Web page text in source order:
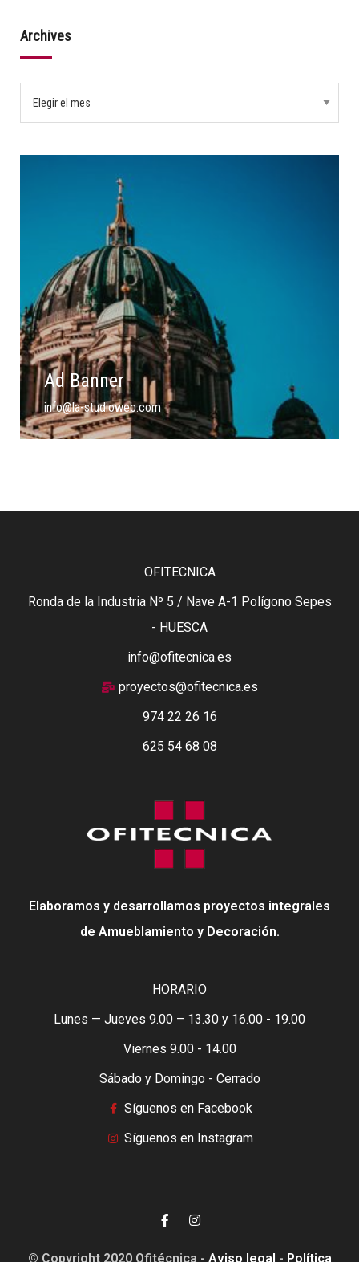
Archives
Ad Banner
info@la-studioweb.com
OFITECNICA
Ronda de la Industria Nº 5 / Nave A-1 Polígono Sepes
- HUESCA
info@ofitecnica.es
proyectos@ofitecnica.es
974 22 26 16
625 54 68 08
Elaboramos y desarrollamos proyectos integrales
de Amueblamiento y Decoración.
HORARIO
Lunes — Jueves 9.00 – 13.30 y 16.00 - 19.00
Viernes 9.00 - 14.00
Sábado y Domingo - Cerrado
Síguenos en Facebook
Síguenos en Instagram
© Copyright 2020 Ofitécnica - Aviso legal - Política